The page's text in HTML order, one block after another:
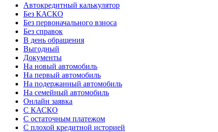
Автокредитный калькулятор
Без КАСКО
Без первоначального взноса
Без справок
В день обращения
Выгодный
Документы
На новый автомобиль
На первый автомобиль
На подержанный автомобиль
На семейный автомобиль
Онлайн заявка
С КАСКО
С остаточным платежом
С плохой кредитной историей